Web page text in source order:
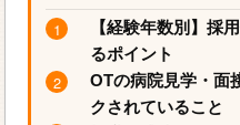
【経験年数別】採
るポイント
OTの病院見学・面
クされていること